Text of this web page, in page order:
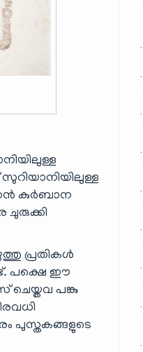
കുർബാന
ചുരുക്കി
പ്രതികൾ
പക്ഷെ ഈ
ചെയ്തവ പങ്കു
പുസ്തകങ്ങളുടെ